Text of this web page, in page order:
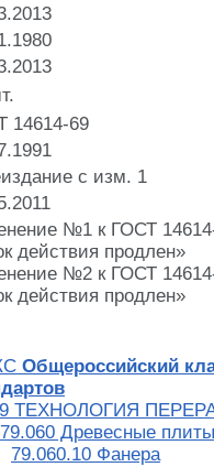
14614-69
с изм. 1
№1 к ГОСТ
действия продлен»
№2 к ГОСТ
действия продлен»
Общероссийский
ТЕХНОЛОГИЯ
79.060 Древесные плиты
79.060.10 Фанера